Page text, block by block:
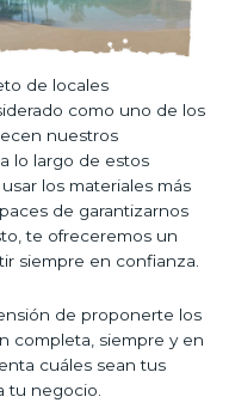
de locales
como uno de los
nuestros
lo largo de estos
los materiales más
de garantizarnos
te ofreceremos un
siempre en confianza.
de proponerte los
completa, siempre y en
cuáles sean tus
tu negocio.